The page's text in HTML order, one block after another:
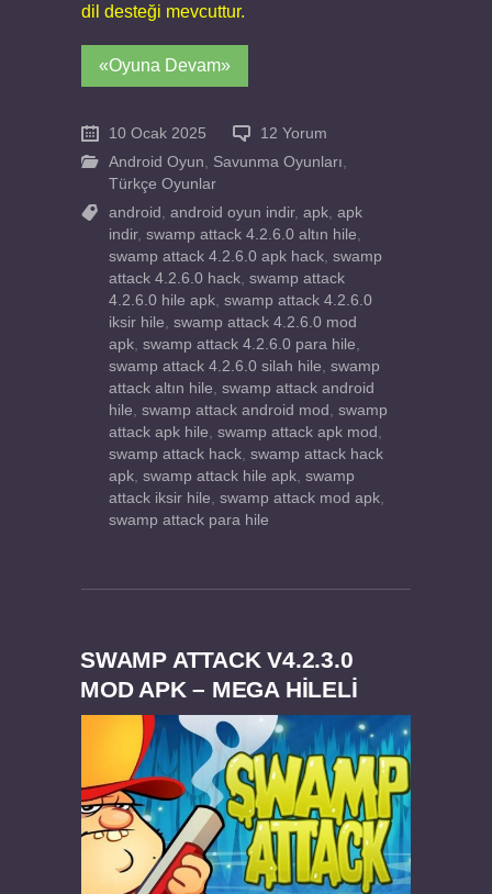
dil desteği mevcuttur.
«Oyuna Devam»
10 Ocak 2025
12 Yorum
Android Oyun
Savunma Oyunları
Türkçe Oyunlar
android android oyun indir, apk apk
indir, swamp attack 4.2.6.0 altın hile
swamp attack 4.2.6.0 apk hack swamp
attack 4.2.6.0 hack swamp attack
4.2.6.0 hile apk swamp attack 4.2.6.0
iksir hile swamp attack 4.2.6.0 mod
apk swamp attack 4.2.6.0 para hile
swamp attack 4.2.6.0 silah hile swamp
attack altın hile swamp attack android
hile swamp attack android mod swamp
attack apk hile swamp attack apk mod
swamp attack hack swamp attack hack
apk swamp attack hile apk swamp
attack iksir hile swamp attack mod apk
swamp attack para hile
SWAMP ATTACK V4.2.3.0
MOD APK – MEGA HİLELİ